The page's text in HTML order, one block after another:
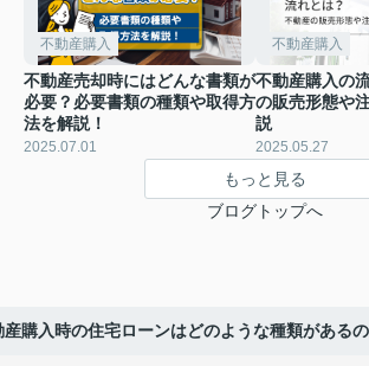
不動産購入
不動産売却時にはどんな書類が
必要？必要書類の種類や取得方
法を解説！
2025.07.01
不動産購入
不動産購入の
の販売形態や
説
2025.05.27
もっと見る
ブログトップへ
産購入時の住宅ローンはどのような種類がある